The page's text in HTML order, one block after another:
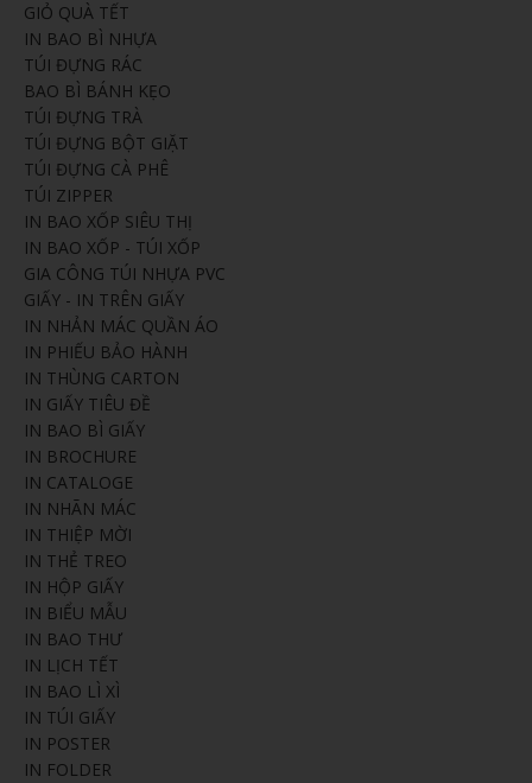
GIỎ QUÀ TẾT
IN BAO BÌ NHỰA
TÚI ĐỰNG RÁC
BAO BÌ BÁNH KẸO
TÚI ĐỰNG TRÀ
TÚI ĐỰNG BỘT GIẶT
TÚI ĐỰNG CÀ PHÊ
TÚI ZIPPER
IN BAO XỐP SIÊU THỊ
IN BAO XỐP - TÚI XỐP
GIA CÔNG TÚI NHỰA PVC
GIẤY - IN TRÊN GIẤY
IN NHẢN MÁC QUẦN ÁO
IN PHIẾU BẢO HÀNH
IN THÙNG CARTON
IN GIẤY TIÊU ĐỀ
IN BAO BÌ GIẤY
IN BROCHURE
IN CATALOGE
IN NHÃN MÁC
IN THIỆP MỜI
IN THẺ TREO
IN HỘP GIẤY
IN BIỂU MẪU
IN BAO THƯ
IN LỊCH TẾT
IN BAO LÌ XÌ
IN TÚI GIẤY
IN POSTER
IN FOLDER